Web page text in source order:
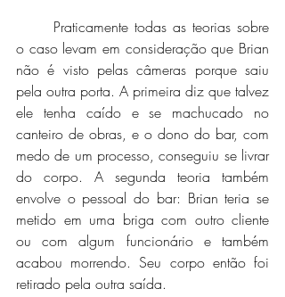
o caso levam em consideração que Brian
não é visto pelas câmeras porque saiu
pela outra porta. A primeira diz que talvez
ele tenha caído e se machucado no
canteiro de obras, e o dono do bar, com
medo de um processo, conseguiu se livrar
do corpo. A segunda teoria também
envolve o pessoal do bar: Brian teria se
metido em uma briga com outro cliente
ou com algum funcionário e também
acabou morrendo. Seu corpo então foi
retirado pela outra saída.